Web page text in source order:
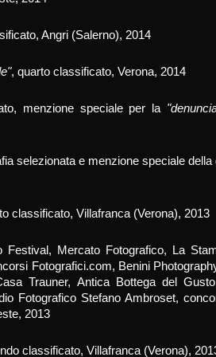
Angri (Salerno), 2014
, quarto classificato, Verona, 2014
menzione speciale per la
selezionata e menzione speciale della
classificato, Villafranca (Verona), 2013
Mercato Fotografico, La
Fotografici.com, Benini
Trauner, Antica Bottega del
Fotografico Stefano Ambroset,
2013
classificato, Villafranca (Verona),